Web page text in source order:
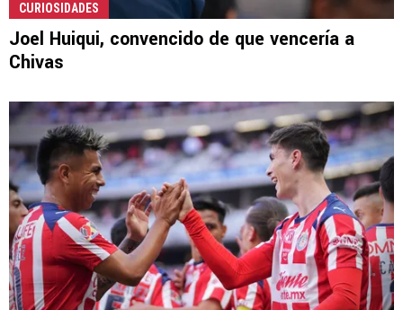
CURIOSIDADES
Joel Huiqui, convencido de que vencería a
Chivas